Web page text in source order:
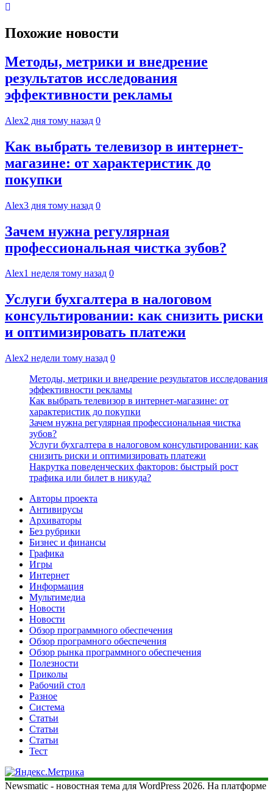
Похожие новости
Методы, метрики и внедрение
результатов исследования
эффективности рекламы
Alex2 дня тому назад 0
Как выбрать телевизор в интернет-
магазине: от характеристик до
покупки
Alex3 дня тому назад 0
Зачем нужна регулярная
профессиональная чистка зубов?
Alex1 неделя тому назад 0
Услуги бухгалтера в налоговом
консультировании: как снизить риски
и оптимизировать платежи
Alex2 недели тому назад 0
Методы, метрики и внедрение результатов исследования
эффективности рекламы
Как выбрать телевизор в интернет-магазине: от
характеристик до покупки
Зачем нужна регулярная профессиональная чистка
зубов?
Услуги бухгалтера в налоговом консультировании: как
снизить риски и оптимизировать платежи
Накрутка поведенческих факторов: быстрый рост
трафика или билет в никуда?
Авторы проекта
Антивирусы
Архиваторы
Без рубрики
Бизнес и финансы
Графика
Игры
Интернет
Информация
Мультимедиа
Новости
Новости
Обзор программного обеспечения
Обзор програмного обеспечения
Обзор рынка программного обеспечения
Полезности
Приколы
Рабочий стол
Разное
Система
Статьи
Статьи
Статьи
Тест
Newsmatic - новостная тема для WordPress 2026. На платформе